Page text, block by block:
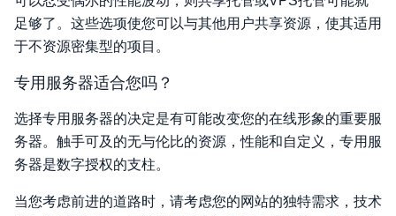
足够了。这些选项使您可以与其他用户共享资源，使其适用
于不资源密集型的项目。
专用服务器适合您吗？
选择专用服务器的决定是有可能改变您的在线形象的重要服
务器。触手可及的无与伦比的资源，性能和自定义，专用服
务器是数字授权的支柱。
当您考虑前进的道路时，请考虑您的网站的独特需求，技术